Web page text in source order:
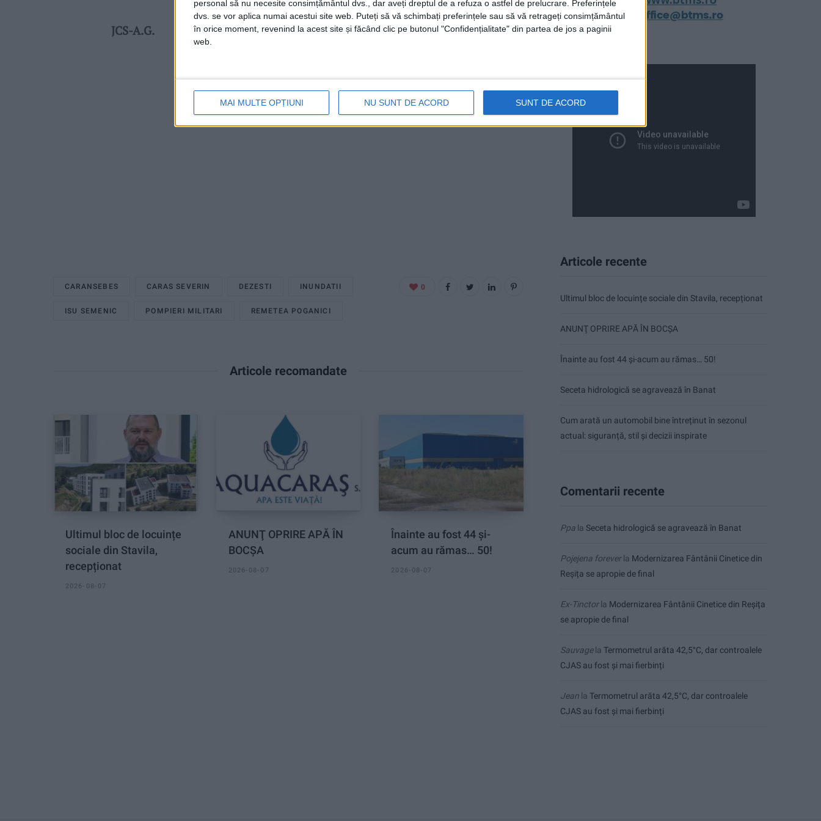
personal să nu necesite consimțământul dvs., dar aveți dreptul de a refuza o astfel de prelucrare. Preferințele
dvs. se vor aplica numai acestui site web. Puteți să vă schimbați preferințele sau să vă retrageți consimțământul
în orice moment, revenind la acest site și făcând clic pe butonul "Confidențialitate" din partea de jos a paginii
web.
MAI MULTE OPȚIUNI NU SUNT DE ACORD SUNT DE ACORD
JCS-A.G.
CARANSEBES CARAS SEVERIN DEZESTI INUNDATII
ISU SEMENIC POMPIERI MILITARI REMETEA POGANICI
0
Articole recomandate
Ultimul bloc de locuințe
sociale din Stavila,
recepționat
2026-08-07
ANUNŢ OPRIRE APĂ ÎN
BOCȘA
2026-08-07
Înainte au fost 44 și-
acum au rămas… 50!
2026-08-07
Articole recente
Ultimul bloc de locuințe sociale din Stavila, recepționat
ANUNŢ OPRIRE APĂ ÎN BOCȘA
Înainte au fost 44 și-acum au rămas… 50!
Seceta hidrologică se agravează în Banat
Cum arată un automobil bine întreținut în sezonul
actual: siguranță, stil și decizii inspirate
Comentarii recente
Ppa la Seceta hidrologică se agravează în Banat
Pojejena foreverla Modernizarea Fântânii Cinetice din
Reșița se apropie de final
Ex-Tinctorla Modernizarea Fântânii Cinetice din Reșița
se apropie de final
Sauvagela Termometrul arăta 42,5°C, dar controalele
CJAS au fost și mai fierbinți
Jean la Termometrul arăta 42,5°C, dar controalele
CJAS au fost și mai fierbinți